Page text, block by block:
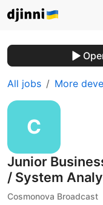
All jobs More
Junior
/ System
Cosmonova Broadcast